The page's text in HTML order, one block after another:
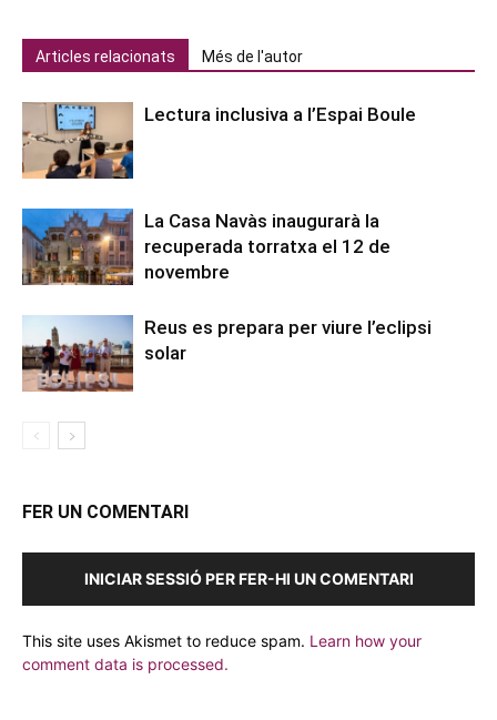
Articles relacionats Més de l'autor
Lectura inclusiva a l’Espai Boule
La Casa Navàs inaugurarà la
recuperada torratxa el 12 de
novembre
Reus es prepara per viure l’eclipsi
solar
FER UN COMENTARI
INICIAR SESSIÓ PER FER-HI UN COMENTARI
This site uses Akismet to reduce spam. Learn how your
comment data is processed.